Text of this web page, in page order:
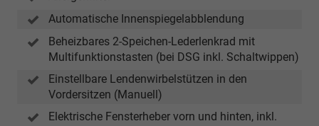
Automatische Innenspiegelabblendung
Beheizbares 2-Speichen-Lederlenkrad mit
Multifunktionstasten (bei DSG inkl. Schaltwippen)
Einstellbare Lendenwirbelstützen in den
Vordersitzen (Manuell)
Elektrische Fensterheber vorn und hinten, inkl.